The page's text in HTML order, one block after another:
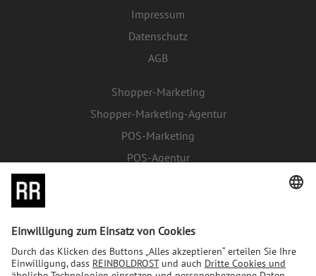
Impressum
Datenschutz
AGB
Shopper-Marketing
Shopper-Marketing-Agentur
POS-Marketing
POS-Agentur
Retail-Media-Agentur